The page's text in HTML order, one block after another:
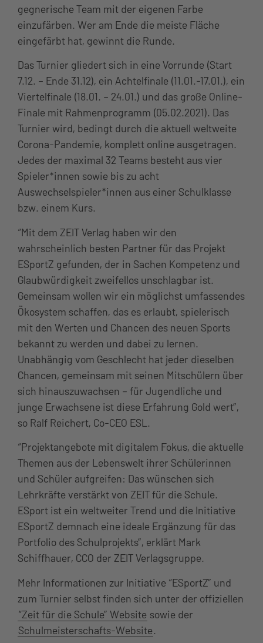
gegnerische Team mit der eigenen Farbe
einzufärben. Wer am Ende die meiste Fläche
eingefärbt hat, gewinnt die Runde.
Das Turnier gliedert sich in eine Vorrunde (Start
7.12. – Ende 31.12), ein Achtelfinale (11.01.-17.01.), ein
Viertelfinale (18.01. – 24.01.) und das große Online-
Finale mit Rahmenprogramm (05.02.2021). Das
Turnier wird, bedingt durch die aktuell weltweite
Corona-Pandemie, komplett online ausgetragen.
Jedes der maximal 32 Teams besteht aus vier
Spieler*innen sowie bis zu acht
Auswechselspieler*innen aus einer Schulklasse
bzw. einem Kurs.
“Mit dem ZEIT Verlag haben wir den
wahrscheinlich besten Partner für das Projekt
ESportZ gefunden, der in Sachen Kompetenz und
Glaubwürdigkeit zweifellos unschlagbar ist.
Gemeinsam wollen wir ein möglichst umfassendes
Ökosystem schaffen, das es erlaubt, spielerisch
mit den Werten und Chancen des neuen Sports
bekannt zu werden und dabei zu lernen.
Unabhängig vom Geschlecht hat jeder dieselben
Chancen, gemeinsam mit seinen Mitschülern über
sich hinauszuwachsen – für Jugendliche und
junge Erwachsene ist diese Erfahrung Gold wert”,
so Ralf Reichert, Co-CEO ESL.
“Projektangebote mit digitalem Fokus, die aktuelle
Themen aus der Lebenswelt ihrer Schülerinnen
und Schüler aufgreifen: Das wünschen sich
Lehrkräfte verstärkt von ZEIT für die Schule.
ESport ist ein weltweiter Trend und die Initiative
ESportZ demnach eine ideale Ergänzung für das
Portfolio des Schulprojekts”, erklärt Mark
Schiffhauer, CCO der ZEIT Verlagsgruppe.
Mehr Informationen zur Initiative “ESportZ” und
zum Turnier selbst finden sich unter der offiziellen
“Zeit für die Schule” Website sowie der
Schulmeisterschafts-Website.